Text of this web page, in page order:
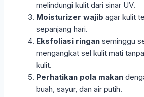
melindungi kulit dari sinar UV.
Moisturizer wajib agar kulit
sepanjang hari.
Eksfoliasi ringan seminggu
mengangkat sel kulit mati
kulit.
Perhatikan pola makan
buah, sayur, dan air putih.